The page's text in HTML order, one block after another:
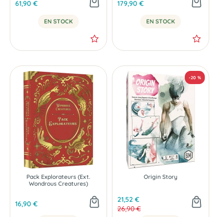
61,90 €
EN STOCK
179,90 €
EN STOCK
Pack Explorateurs (Ext.
Wondrous Creatures)
16,90 €
Origin Story
21,52 €
26,90 €